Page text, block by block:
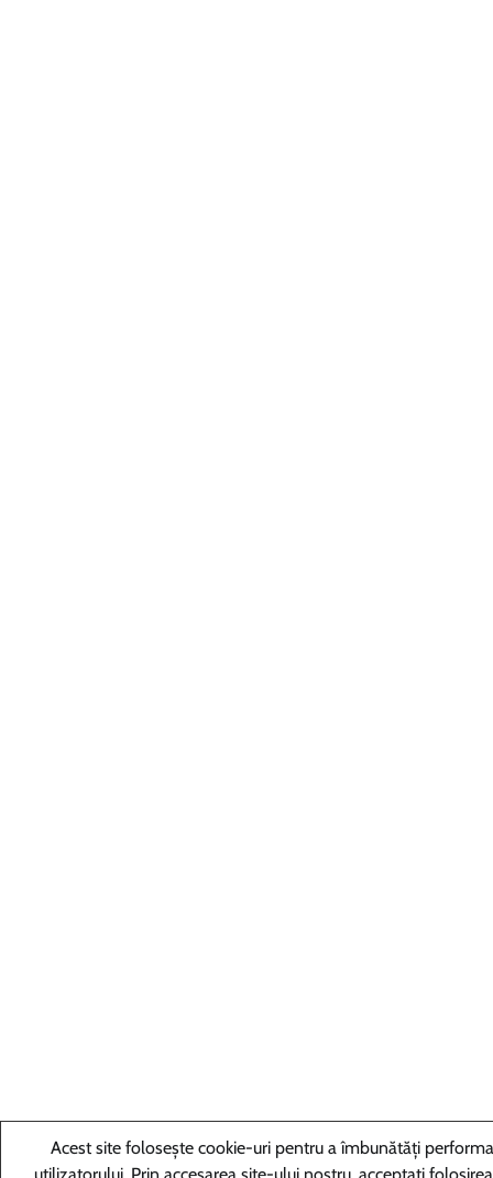
Acest site folosește cookie-uri pentru a îmbunătăți